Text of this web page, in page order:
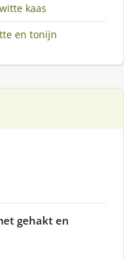
kaas
en tonijn
gehakt en